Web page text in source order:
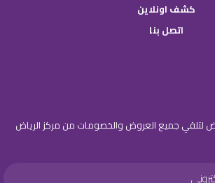
كشف اونلاين
اتصل بنا
لتلقي جميع العروض والخصومات من مركز الرياض